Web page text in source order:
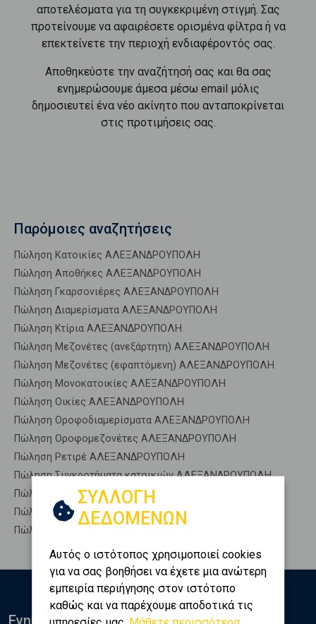
αποτελέσματα για τη συγκεκριμένη στιγμή. Σας
προτείνουμε να αφαιρέσετε ορισμένα φίλτρα ή να
επεκτείνετε την περιοχή ενδιαφέροντός σας.
Αποθηκεύστε την αναζήτησή σας και θα σας
ενημερώσουμε άμεσα μέσω email μόλις
δημοσιευτεί ένα νέο ακίνητο που ανταποκρίνεται
στις προτιμήσεις σας.
Παρόμοιες αναζητήσεις
Πώληση Κατοικίες ΑΛΕΞΑΝΔΡΟΥΠΟΛΗ
Πώληση Αποθήκες ΑΛΕΞΑΝΔΡΟΥΠΟΛΗ
Πώληση Γκαρσονιέρες ΑΛΕΞΑΝΔΡΟΥΠΟΛΗ
Πώληση Διαμερίσματα ΑΛΕΞΑΝΔΡΟΥΠΟΛΗ
Πώληση Κτίρια ΑΛΕΞΑΝΔΡΟΥΠΟΛΗ
Πώληση Μεζονέτες (ανεξάρτητη) ΑΛΕΞΑΝΔΡΟΥΠΟΛΗ
Πώληση Μεζονέτες (εφαπτόμενη) ΑΛΕΞΑΝΔΡΟΥΠΟΛΗ
Πώληση Μονοκατοικίες ΑΛΕΞΑΝΔΡΟΥΠΟΛΗ
Πώληση Οικίες ΑΛΕΞΑΝΔΡΟΥΠΟΛΗ
Πώληση Οροφοδιαμερίσματα ΑΛΕΞΑΝΔΡΟΥΠΟΛΗ
Πώληση Οροφομεζονέτες ΑΛΕΞΑΝΔΡΟΥΠΟΛΗ
Πώληση Ρετιρέ ΑΛΕΞΑΝΔΡΟΥΠΟΛΗ
Πώληση Συγκροτήματα κατοικιών ΑΛΕΞΑΝΔΡΟΥΠΟΛΗ
Πώληση Υπόγεια ΑΛΕΞΑΝΔΡΟΥΠΟΛΗ
Πώληση Υπόσκαφα ΑΛΕΞΑΝΔΡΟΥΠΟΛΗ
Πώληση Υπολ. υψουν ΑΛΕΞΑΝΔΡΟΥΠΟΛΗ
ΣΥΛΛΟΓΗ
ΔΕΔΟΜΕΝΩΝ
Αυτός ο ιστότοπος χρησιμοποιεί cookies
για να σας βοηθήσει να έχετε μια ανώτερη
εμπειρία περιήγησης στον ιστότοπο
καθώς και να παρέχουμε αποδοτικά τις
Ενημερωθείτε